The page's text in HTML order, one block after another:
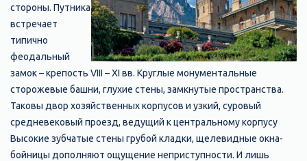
стороны. Путника
встречает
типично
феодальный
замок – крепость VIII – XI вв. Круглые монументальные
сторожевые башни, глухие стены, замкнутые пространства.
Таковы двор хозяйственных корпусов и узкий, суровый
средневековый проезд, ведущий к центральному корпусу
Высокие зубчатые стены грубой кладки, щелевидные окна-
бойницы дополняют ощущение неприступности. И лишь